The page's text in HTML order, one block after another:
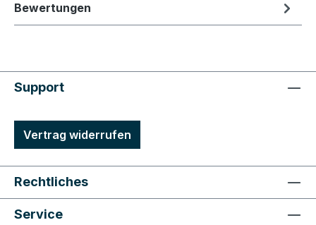
Bewertungen
Support
Vertrag widerrufen
Rechtliches
Service